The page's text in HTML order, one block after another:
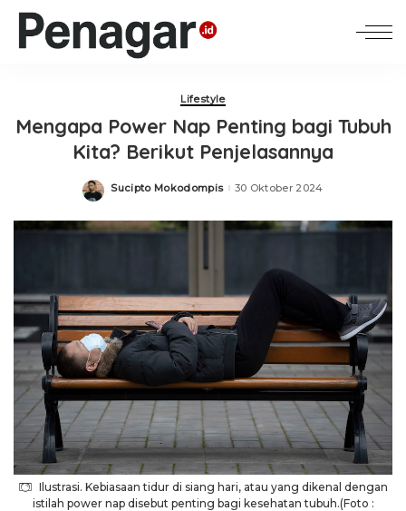
Lifestyle
Mengapa Power Nap Penting bagi Tubuh
Kita? Berikut Penjelasannya
Posted
Sucipto Mokodompis 30 Oktober 2024
Ilustrasi. Kebiasaan tidur di siang hari, atau yang dikenal dengan
istilah power nap disebut penting bagi kesehatan tubuh.(Foto :